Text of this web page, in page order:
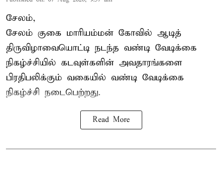
சேலம்,
சேலம் குகை மாரியம்மன் கோவில் ஆடித்
திருவிழாவையொட்டி நடந்த வண்டி வேடிக்கை
நிகழ்ச்சியில் கடவுள்களின் அவதாரங்களை
பிரதிபலிக்கும் வகையில் வண்டி வேடிக்கை
நிகழ்ச்சி நடைபெற்றது.
Read More